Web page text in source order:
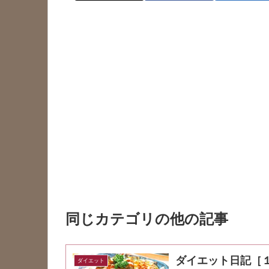
同じカテゴリの他の記事
ダイエット ダイエット日記［